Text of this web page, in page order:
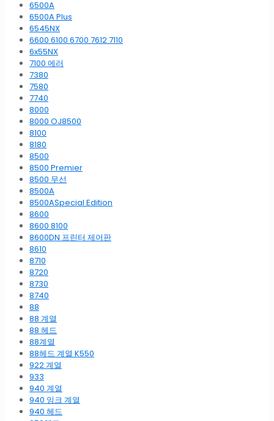
6500A
6500A Plus
6545NX
6600 6100 6700 7612 7110
6x55NX
7100 에러
7380
7580
7740
8000
8000 OJ8500
8100
8180
8500
8500 Premier
8500 무선
8500A
8500ASpecial Edition
8600
8600 8100
8600DN 프린터 제어판
8610
8710
8720
8730
8740
88
88 계열
88 헤드
88계열
88헤드 계열 K550
922 계열
933
940 계열
940 잉크 계열
940 헤드